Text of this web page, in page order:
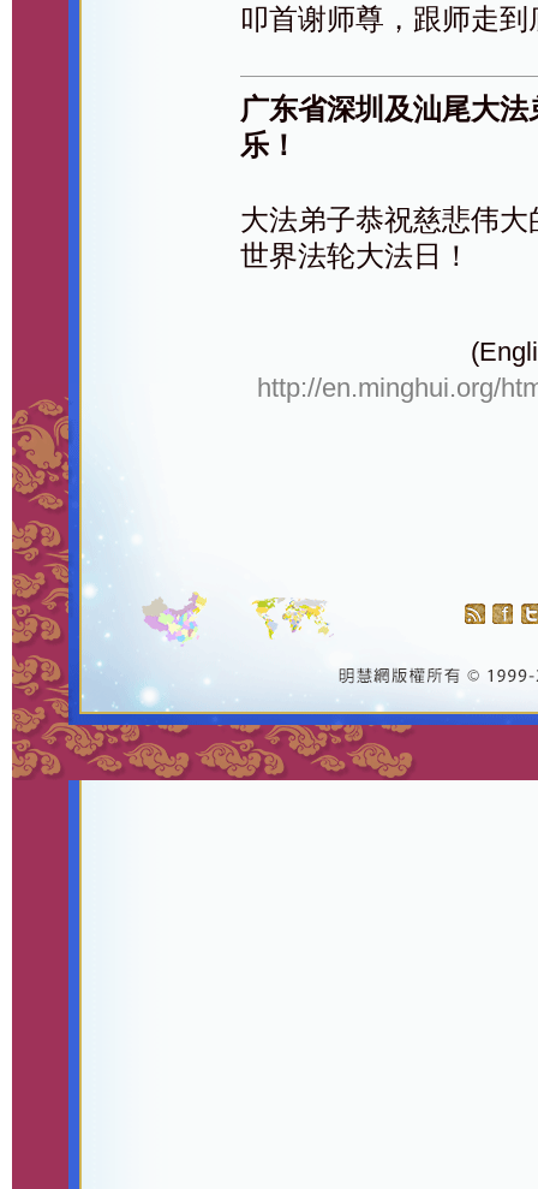
叩首谢师尊，跟师走到
广东省深圳及汕尾大
乐！
大法弟子恭祝慈悲伟
世界法轮大法日！
http://en.minghui.org/